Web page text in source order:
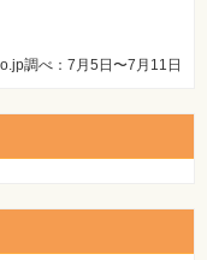
調べ：7月5日〜7月11日